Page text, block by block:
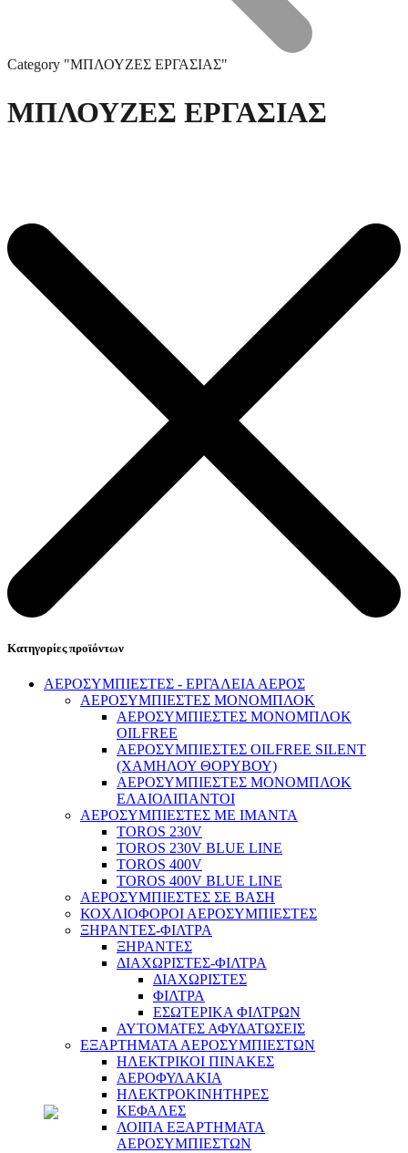
Επικοινωνία
Video
Πλυστικά & Σκούπες
Category "ΜΠΛΟΥΖΕΣ ΕΡΓΑΣΙΑΣ"
ΜΠΛΟΥΖΕΣ ΕΡΓΑΣΙΑΣ
Κατηγορίες προϊόντων
ΑΕΡΟΣΥΜΠΙΕΣΤΕΣ - ΕΡΓΑΛΕΙΑ ΑΕΡΟΣ
ΑΕΡΟΣΥΜΠΙΕΣΤΕΣ ΜΟΝΟΜΠΛΟΚ
ΑΕΡΟΣΥΜΠΙΕΣΤΕΣ ΜΟΝΟΜΠΛΟΚ
OILFREE
ΑΕΡΟΣΥΜΠΙΕΣΤΕΣ OILFREE SILENT
(ΧΑΜΗΛΟΥ ΘΟΡΥΒΟΥ)
ΑΕΡΟΣΥΜΠΙΕΣΤΕΣ ΜΟΝΟΜΠΛΟΚ
ΕΛΑΙΟΛΙΠΑΝΤΟΙ
ΑΕΡΟΣΥΜΠΙΕΣΤΕΣ ΜΕ ΙΜΑΝΤΑ
TOROS 230V
TOROS 230V BLUE LINE
TOROS 400V
TOROS 400V BLUE LINE
ΑΕΡΟΣΥΜΠΙΕΣΤΕΣ ΣΕ ΒΑΣΗ
ΚΟΧΛΙΟΦΟΡΟΙ ΑΕΡΟΣΥΜΠΙΕΣΤΕΣ
ΞΗΡΑΝΤΕΣ-ΦΙΛΤΡΑ
ΞΗΡΑΝΤΕΣ
ΔΙΑΧΩΡΙΣΤΕΣ-ΦΙΛΤΡΑ
ΔΙΑΧΩΡΙΣΤΕΣ
ΦΙΛΤΡΑ
ΕΣΩΤΕΡΙΚΑ ΦΙΛΤΡΩΝ
ΑΥΤΟΜΑΤΕΣ ΑΦΥΔΑΤΩΣΕΙΣ
ΕΞΑΡΤΗΜΑΤΑ ΑΕΡΟΣΥΜΠΙΕΣΤΩΝ
ΗΛΕΚΤΡΙΚΟΙ ΠΙΝΑΚΕΣ
ΑΕΡΟΦΥΛΑΚΙΑ
ΗΛΕΚΤΡΟΚΙΝΗΤΗΡΕΣ
ΚΕΦΑΛΕΣ
ΛΟΙΠΑ ΕΞΑΡΤΗΜΑΤΑ
ΑΕΡΟΣΥΜΠΙΕΣΤΩΝ